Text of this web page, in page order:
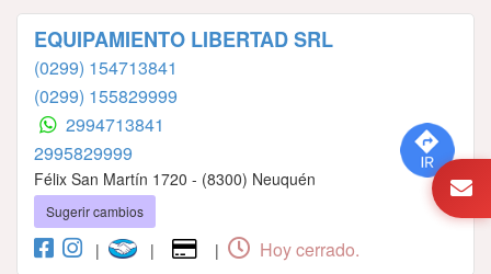
EQUIPAMIENTO LIBERTAD SRL
(0299) 154713841
(0299) 155829999
2994713841
2995829999
Félix San Martín 1720 - (8300) Neuquén
Sugerir cambios
| | | Hoy cerrado.